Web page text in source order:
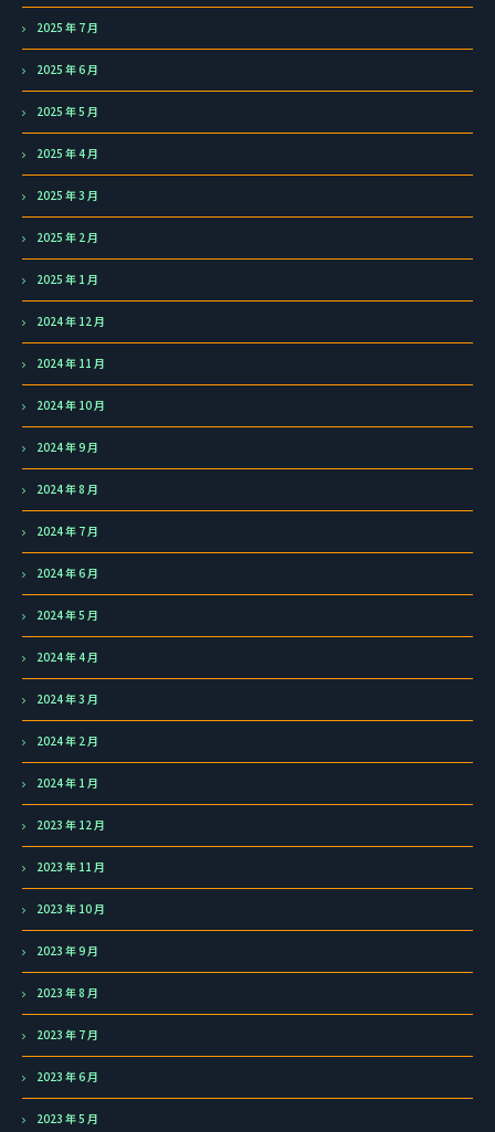
2025 年 7 月
2025 年 6 月
2025 年 5 月
2025 年 4 月
2025 年 3 月
2025 年 2 月
2025 年 1 月
2024 年 12 月
2024 年 11 月
2024 年 10 月
2024 年 9 月
2024 年 8 月
2024 年 7 月
2024 年 6 月
2024 年 5 月
2024 年 4 月
2024 年 3 月
2024 年 2 月
2024 年 1 月
2023 年 12 月
2023 年 11 月
2023 年 10 月
2023 年 9 月
2023 年 8 月
2023 年 7 月
2023 年 6 月
2023 年 5 月